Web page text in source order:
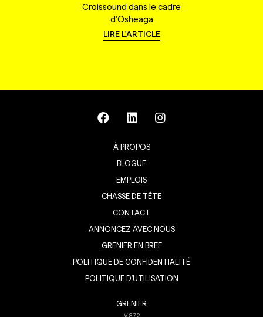
Croissound dans le cadre
d'Osheaga
LIRE L'ARTICLE
À PROPOS
BLOGUE
EMPLOIS
CHASSE DE TÊTE
CONTACT
ANNONCEZ AVEC NOUS
GRENIER EN BREF
POLITIQUE DE CONFIDENTIALITÉ
POLITIQUE D’UTILISATION
GRENIER
V8.7.2